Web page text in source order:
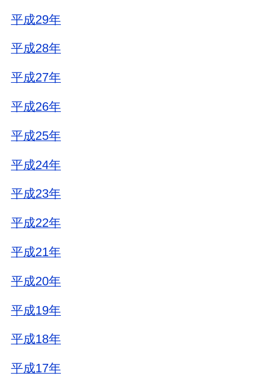
平成29年
平成28年
平成27年
平成26年
平成25年
平成24年
平成23年
平成22年
平成21年
平成20年
平成19年
平成18年
平成17年